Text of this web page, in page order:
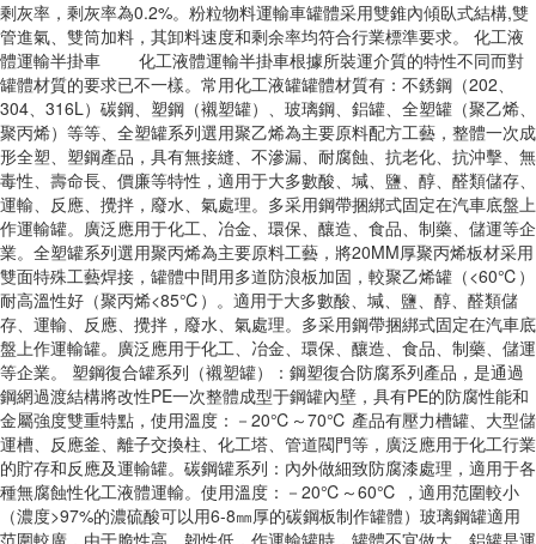
剩灰率，剩灰率為0.2%。粉粒物料運輸車罐體采用雙錐內傾臥式結構,雙
管進氣、雙筒加料，其卸料速度和剩余率均符合行業標準要求。 化工液
體運輸半掛車 化工液體運輸半掛車根據所裝運介質的特性不同而對
罐體材質的要求已不一樣。常用化工液罐罐體材質有：不銹鋼（202、
304、316L）碳鋼、塑鋼（襯塑罐）、玻璃鋼、鋁罐、全塑罐（聚乙烯、
聚丙烯）等等、全塑罐系列選用聚乙烯為主要原料配方工藝，整體一次成
形全塑、塑鋼產品，具有無接縫、不滲漏、耐腐蝕、抗老化、抗沖擊、無
毒性、壽命長、價廉等特性，適用于大多數酸、堿、鹽、醇、醛類儲存、
運輸、反應、攪拌，廢水、氣處理。多采用鋼帶捆綁式固定在汽車底盤上
作運輸罐。廣泛應用于化工、冶金、環保、釀造、食品、制藥、儲運等企
業。全塑罐系列選用聚丙烯為主要原料工藝，將20MM厚聚丙烯板材采用
雙面特殊工藝焊接，罐體中間用多道防浪板加固，較聚乙烯罐（<60℃）
耐高溫性好（聚丙烯<85℃）。適用于大多數酸、堿、鹽、醇、醛類儲
存、運輸、反應、攪拌，廢水、氣處理。多采用鋼帶捆綁式固定在汽車底
盤上作運輸罐。廣泛應用于化工、冶金、環保、釀造、食品、制藥、儲運
等企業。 塑鋼復合罐系列（襯塑罐）：鋼塑復合防腐系列產品，是通過
鋼網過渡結構將改性PE一次整體成型于鋼罐內壁，具有PE的防腐性能和
金屬強度雙重特點，使用溫度：－20℃～70℃ 產品有壓力槽罐、大型儲
運槽、反應釜、離子交換柱、化工塔、管道閥門等，廣泛應用于化工行業
的貯存和反應及運輸罐。碳鋼罐系列：內外做細致防腐漆處理，適用于各
種無腐蝕性化工液體運輸。使用溫度：－20℃～60℃ ，適用范圍較小
（濃度>97%的濃硫酸可以用6-8㎜厚的碳鋼板制作罐體）玻璃鋼罐適用
范圍較廣，由于脆性高、韌性低，作運輸罐時，罐體不宜做大。鋁罐是運